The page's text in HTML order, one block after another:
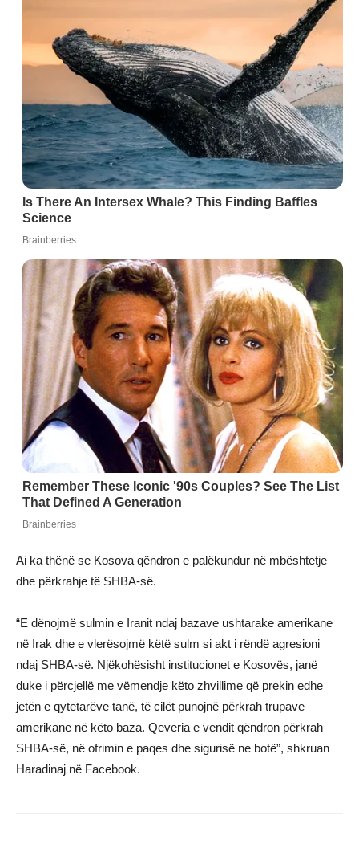
Ai ka thënë se Kosova qëndron e palëkundur në mbështetje
dhe përkrahje të SHBA-së.
“E dënojmë sulmin e Iranit ndaj bazave ushtarake amerikane
në Irak dhe e vlerësojmë këtë sulm si akt i rëndë agresioni
ndaj SHBA-së. Njëkohësisht institucionet e Kosovës, janë
duke i përcjellë me vëmendje këto zhvillime që prekin edhe
jetën e qytetarëve tanë, të cilët punojnë përkrah trupave
amerikane në këto baza. Qeveria e vendit qëndron përkrah
SHBA-së, në ofrimin e paqes dhe sigurisë ne botë”, shkruan
Haradinaj në Facebook.